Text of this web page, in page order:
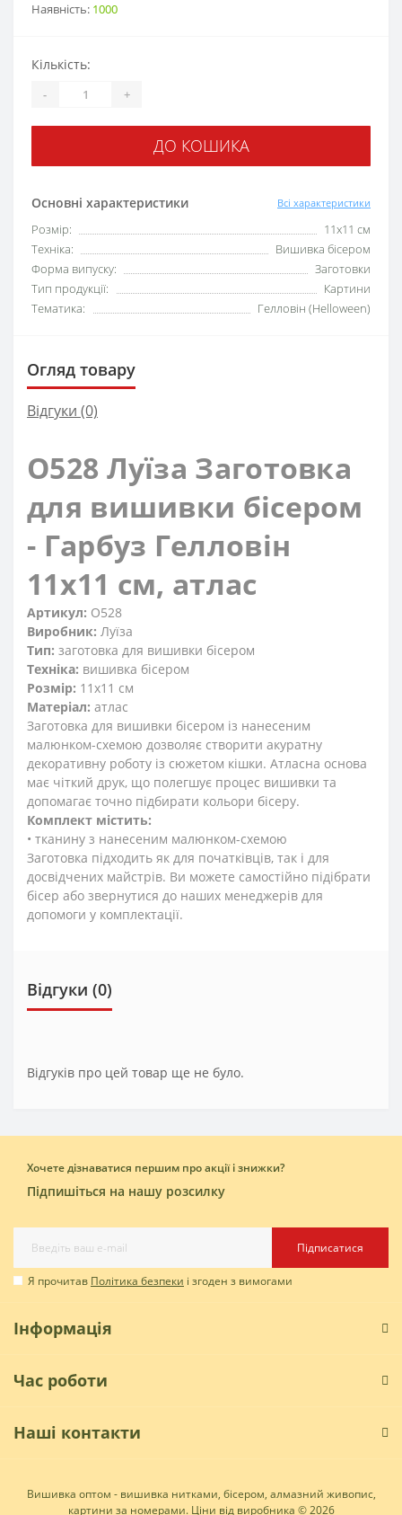
Наявність: 1000
Основні характеристики Всі характеристики
Розмір:
11x11 см
Техніка:
Вишивка бісером
Форма випуску:
Заготовки
Тип продукції:
Картини
Тематика:
Гелловін (Helloween)
Кількість:
- +
ДО КОШИКА
Огляд товару
Відгуки (0)
O528 Луїза Заготовка
для вишивки бісером
- Гарбуз Гелловін
11x11 см, атлас
Артикул: O528
Виробник: Луїза
Тип: заготовка для вишивки бісером
Техніка: вишивка бісером
Розмір: 11x11 см
Матеріал: атлас
Заготовка для вишивки бісером із нанесеним
малюнком-схемою дозволяє створити акуратну
декоративну роботу із сюжетом кішки. Атласна основа
має чіткий друк, що полегшує процес вишивки та
допомагає точно підбирати кольори бісеру.
Комплект містить:
• тканину з нанесеним малюнком-схемою
Заготовка підходить як для початківців, так і для
досвідчених майстрів. Ви можете самостійно підібрати
бісер або звернутися до наших менеджерів для
допомоги у комплектації.
Відгуки (0)
Відгуків про цей товар ще не було.
Хочете дізнаватися першим про акції і знижки?
Підпишіться на нашу розсилку
Підписатися
Я прочитав Політика безпеки і згоден з вимогами
Інформація
Час роботи
Наші контакти
Вишивка оптом - вишивка нитками, бісером, алмазний живопис,
картини за номерами. Ціни від виробника © 2026